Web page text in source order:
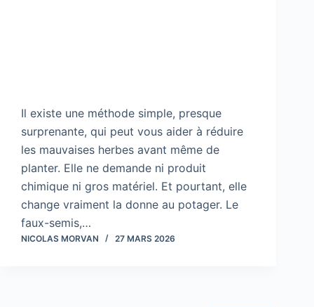
Il existe une méthode simple, presque
surprenante, qui peut vous aider à réduire
les mauvaises herbes avant même de
planter. Elle ne demande ni produit
chimique ni gros matériel. Et pourtant, elle
change vraiment la donne au potager. Le
faux-semis,…
NICOLAS MORVAN 27 MARS 2026